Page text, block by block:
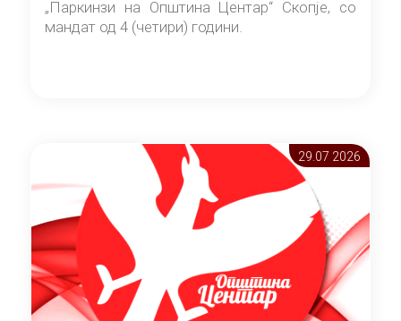
„Паркинзи на Општина Центар“ Скопје, со
мандат од 4 (четири) години.
29.07 2026